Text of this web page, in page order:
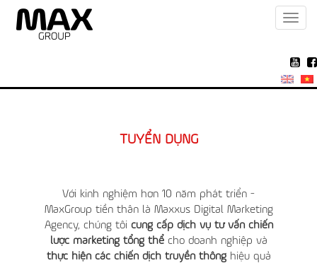
TUYỂN DỤNG
Với kinh nghiệm hơn 10 năm phát triển -
MaxGroup tiền thân là Maxxus Digital Marketing
Agency, chúng tôi cung cấp dịch vụ tư vấn chiến
lược marketing tổng thểcho doanh nghiệp và
thực hiện các chiến dịch truyền thônghiệu quả